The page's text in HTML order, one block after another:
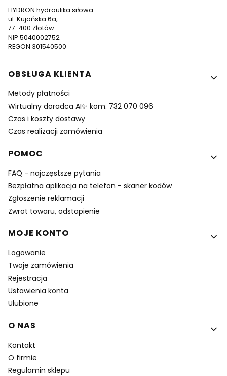
HYDRON hydraulika siłowa
ul. Kujańska 6a,
77-400 Złotów
NIP 5040002752
REGON 301540500
Linki w stopce
OBSŁUGA KLIENTA
Metody płatności
Wirtualny doradca AI✨ kom. 732 070 096
Czas i koszty dostawy
Czas realizacji zamówienia
POMOC
FAQ - najczęstsze pytania
Bezpłatna aplikacja na telefon - skaner kodów
Zgłoszenie reklamacji
Zwrot towaru, odstapienie
MOJE KONTO
Logowanie
Twoje zamówienia
Rejestracja
Ustawienia konta
Ulubione
O NAS
Kontakt
O firmie
Regulamin sklepu